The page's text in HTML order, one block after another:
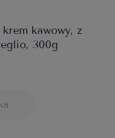
kawowy, z
300g